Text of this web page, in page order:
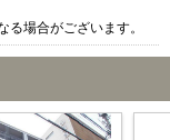
場合がございます。